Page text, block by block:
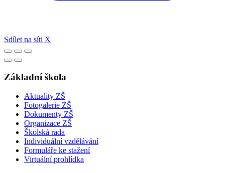
Sdílet na síti X
Základní škola
Aktuality ZŠ
Fotogalerie ZŠ
Dokumenty ZŠ
Organizace ZŠ
Školská rada
Individuální vzdělávání
Formuláře ke stažení
Virtuální prohlídka